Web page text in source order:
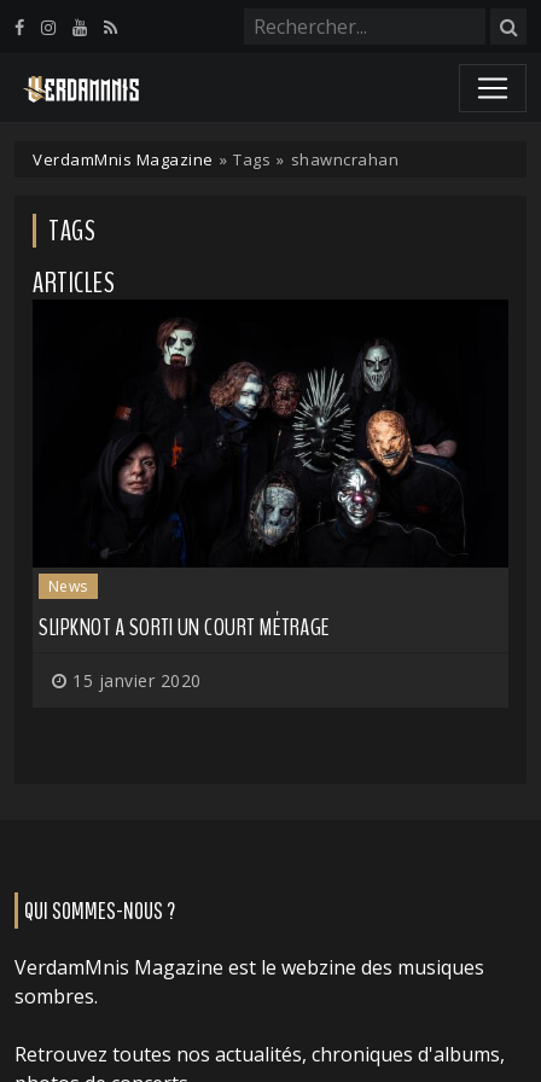
VerdamMnis Magazine » Tags » shawncrahan
TAGS
ARTICLES
News
SLIPKNOT A SORTI UN COURT MÉTRAGE
15 janvier 2020
QUI SOMMES-NOUS ?
VerdamMnis Magazine est le webzine des musiques
sombres.
Retrouvez toutes nos actualités, chroniques d'albums,
Panneau de gestion des cookies